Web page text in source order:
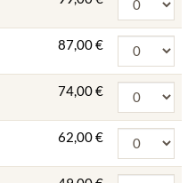
87,00 €
74,00 €
62,00 €